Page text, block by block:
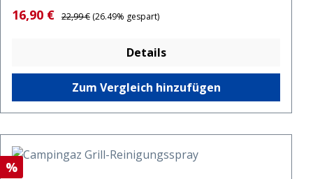
Verkaufspreis:
16,90 € Regulärer Preis:
22,99 € (26.49% gespart)
Details
Zum Vergleich hinzufügen
Rabatt
%